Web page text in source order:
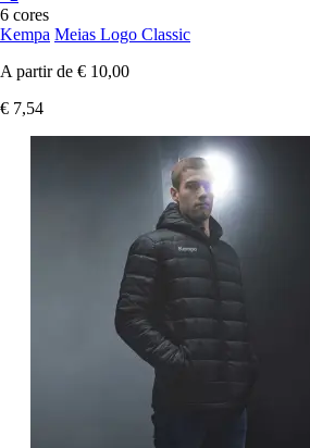
6 cores
Kempa Meias Logo Classic
A partir de € 10,00
€ 7,54